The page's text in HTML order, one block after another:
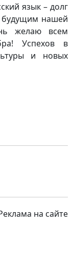
язык – долг
будущим нашей
желаю всем
Успехов в
и новых
на сайте